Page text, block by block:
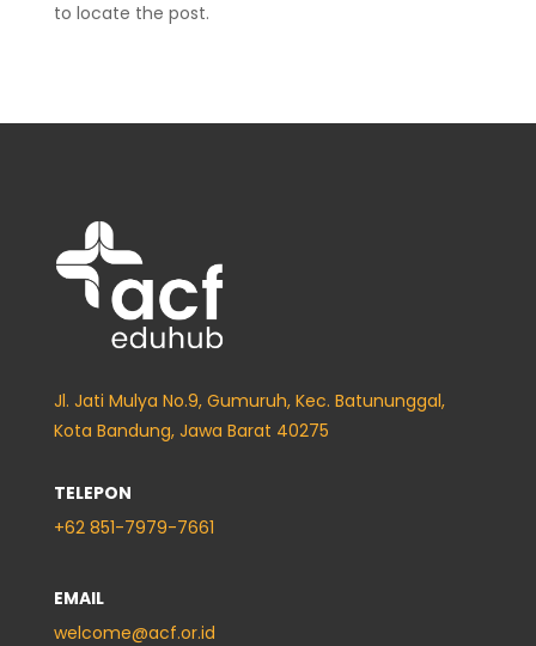
to locate the post.
Jl. Jati Mulya No.9, Gumuruh, Kec. Batununggal,
Kota Bandung, Jawa Barat 40275
TELEPON
+62 851-7979-7661
EMAIL
welcome@acf.or.id